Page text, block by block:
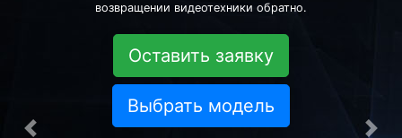
возвращении видеотехники обратно.
Оставить заявку
Выбрать модель